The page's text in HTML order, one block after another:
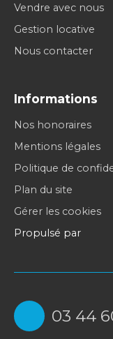
Vendre avec nous
Gestion locative
Nous contacter
Informations
Nos honoraires
Mentions légales
Politique de
Plan du site
Gérer les cookies
Propulsé par
03 44